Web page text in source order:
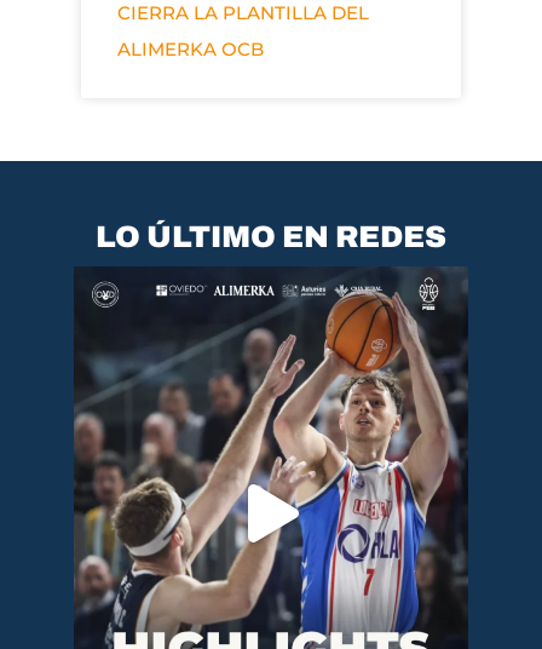
CIERRA LA PLANTILLA DEL
ALIMERKA OCB
LO ÚLTIMO EN REDES